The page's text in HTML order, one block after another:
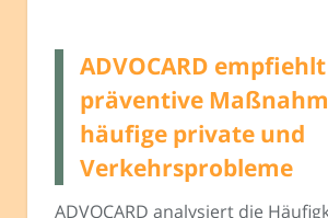
ADVOCARD empfiehlt
präventive
häufige private und
Verkehrsprobleme
ADVOCARD analysiert die